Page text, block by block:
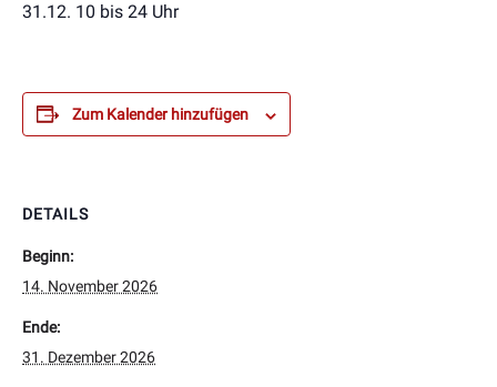
31.12. 10 bis 24 Uhr
Zum Kalender hinzufügen
DETAILS
Beginn:
14. November 2026
Ende:
31. Dezember 2026